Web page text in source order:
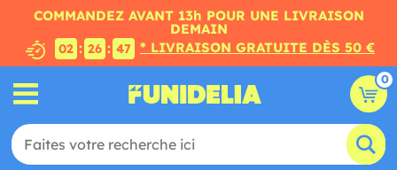
COMMANDEZ AVANT 13h POUR UNE LIVRAISON
DEMAIN
02 : 26 : 47 * LIVRAISON GRATUITE DÈS 50 €
0